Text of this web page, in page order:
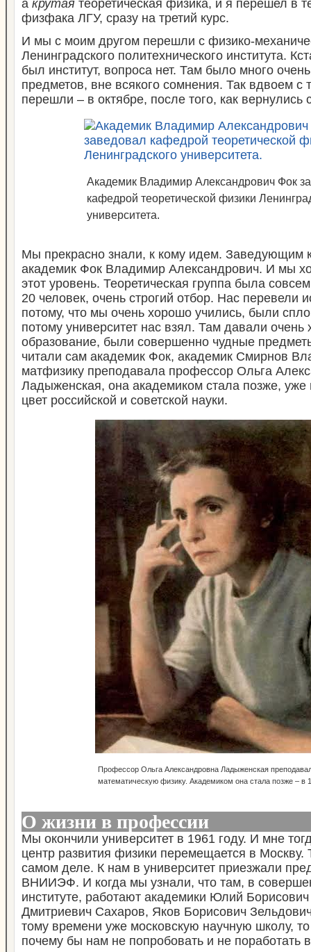
а крутая теоретическая физика, и я перешел в
физфака ЛГУ, сразу на третий курс.
И мы с моим другом перешли с физико-
Ленинградского политехнического института.
был институт, вопроса нет. Там было много
предметов, вне всякого сомнения. Так вдвоем с
перешли – в октябре, после того, как вернулись
Академик Владимир Александрович Фок
кафедрой теоретической физики
университета.
Мы прекрасно знали, к кому идем. Заведующим
академик Фок Владимир Александрович. И мы
этот уровень. Теоретическая группа была
20 человек, очень строгий отбор. Нас перевели
потому, что мы очень хорошо учились, были
потому университет нас взял. Там давали очень
образование, были совершенно чудные
читали сам академик Фок, академик Смирнов
матфизику преподавала профессор Ольга
Ладыженская, она академиком стала позже, уже
цвет российской и советской науки.
Профессор Ольга Александровна Ладыженская
математическую физику. Академиком она стала позже – в
О жизни в профессии
Мы окончили университет в 1961 году. И мне
центр развития физики перемещается в Москву.
самом деле. К нам в университет приезжали
ВНИИЭФ. И когда мы узнали, что там, в
институте, работают академики Юлий
Дмитриевич Сахаров, Яков Борисович
тому времени уже московскую научную школу,
почему бы нам не попробовать и не поработать